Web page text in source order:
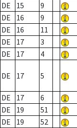
DE
15 9
DE
16 9
DE
16 11
DE
17 3
DE
17 4
DE 17 5
DE 17 6
DE
19 51
DE
19 52